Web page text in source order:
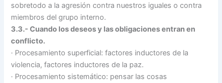
sobretodo a la agresión contra nuestros iguales o contra
miembros del grupo interno.
3.3.- Cuando los deseos y las obligaciones entran en
conflicto.
· Procesamiento superficial: factores inductores de la
violencia, factores inductores de la paz.
· Procesamiento sistemático: pensar las cosas